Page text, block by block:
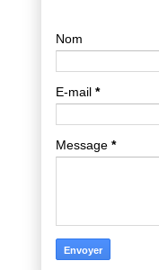
Nom
E-mail *
Message *